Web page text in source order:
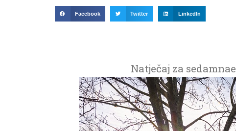
Facebook Twitter LinkedIn
Natječaj za